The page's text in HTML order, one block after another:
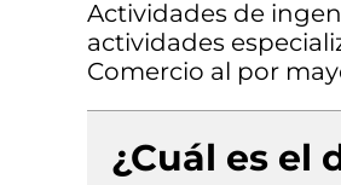
Actividades de
actividades
Comercio al por
¿Cuál es el